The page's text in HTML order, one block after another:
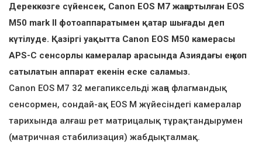
Дереккөзге сүйенсек, Canon EOS M7 жаңартылған EOS
M50 mark II фотоаппаратымен қатар шығады деп
күтілуде. Қазіргі уақытта Canon EOS M50 камерасы
APS-C сенсорлы камералар арасында Азиядағы ең көп
сатылатын аппарат екенін еске саламыз.
Canon EOS M7 32 мегапиксельді жаңа флагмандық
сенсормен, сондай-ақ EOS M жүйесіндегі камералар
тарихында алғаш рет матрицалық тұрақтандырумен
(матричная стабилизация) жабдықталмақ.